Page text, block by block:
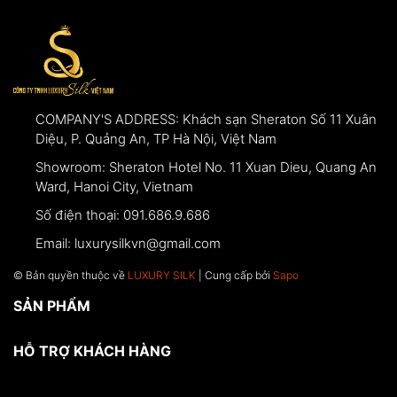
COMPANY'S ADDRESS: Khách sạn Sheraton Số 11 Xuân
Diệu, P. Quảng An, TP Hà Nội, Việt Nam
Showroom: Sheraton Hotel No. 11 Xuan Dieu, Quang An
Ward, Hanoi City, Vietnam
Số điện thoại: 091.686.9.686
Email: luxurysilkvn@gmail.com
© Bản quyền thuộc về LUXURY SILK | Cung cấp bởi Sapo
SẢN PHẨM
HỖ TRỢ KHÁCH HÀNG